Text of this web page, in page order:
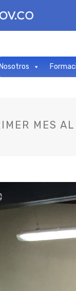
Nosotros
MES